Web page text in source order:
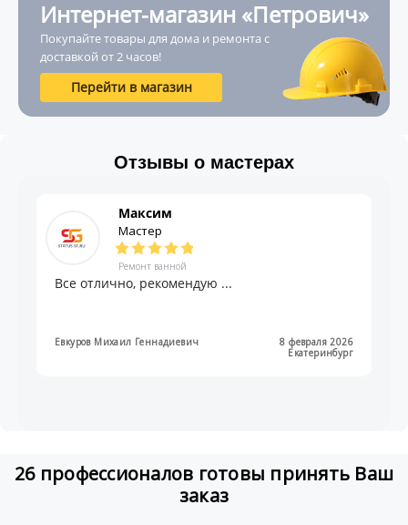
Интернет-магазин «Петрович»
Покупайте товары для дома и ремонта с
доставкой от 2 часов!
Перейти в магазин
Отзывы о мастерах
Максим
Мастер
Ремонт ванной
Все отлично, рекомендую ...
Евкуров Михаил Геннадиевич
8 февраля 2026
Екатеринбург
26 профессионалов готовы принять Ваш
заказ